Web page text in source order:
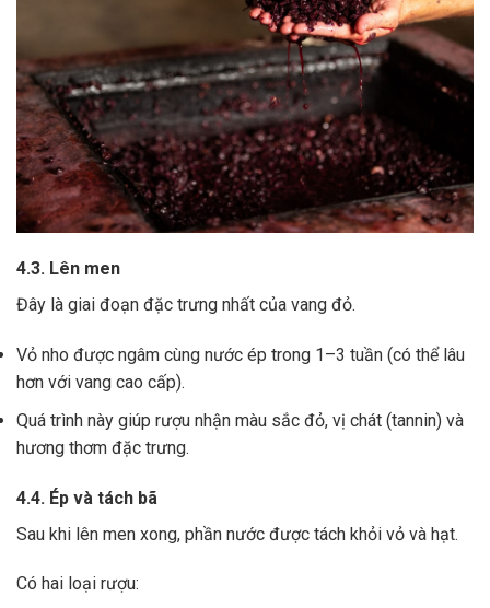
4.3. Lên men
Đây là giai đoạn đặc trưng nhất của vang đỏ.
Vỏ nho được ngâm cùng nước ép trong 1–3 tuần (có thể lâu
hơn với vang cao cấp).
Quá trình này giúp rượu nhận màu sắc đỏ, vị chát (tannin) và
hương thơm đặc trưng.
4.4. Ép và tách bã
Sau khi lên men xong, phần nước được tách khỏi vỏ và hạt.
Có hai loại rượu: